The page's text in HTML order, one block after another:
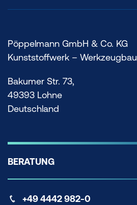
Pöppelmann GmbH & Co. KG
Kunststoffwerk – Werkzeugbau
Bakumer Str. 73,
49393 Lohne
Deutschland
BERATUNG
+49 4442 982-0